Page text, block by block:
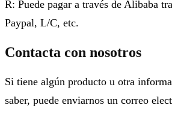
R: Puede pagar a través de Alibaba
Paypal, L/C, etc.
Contacta con nosotros
Si tiene algún producto u otra
saber, puede enviarnos un correo